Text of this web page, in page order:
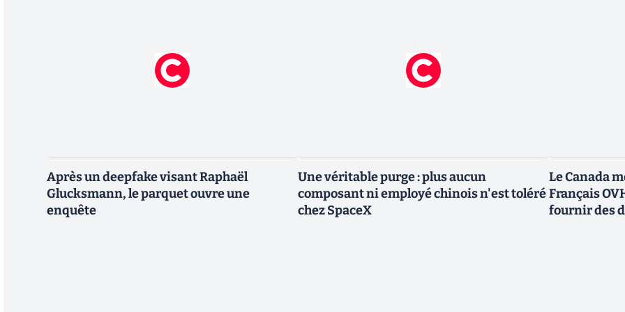
Après un deepfake visant Raphaël
Glucksmann, le parquet ouvre une
enquête
Une véritable purge : plus aucun
composant ni employé chinois n'est toléré
chez SpaceX
Le Canada
Français
fournir des